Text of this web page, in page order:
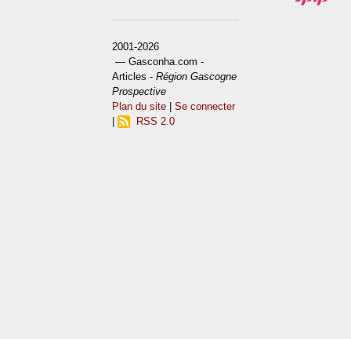
2001-2026
— Gasconha.com -
Articles -Région Gascogne
Prospective
Plan du site |Se connecter
RSS 2.0